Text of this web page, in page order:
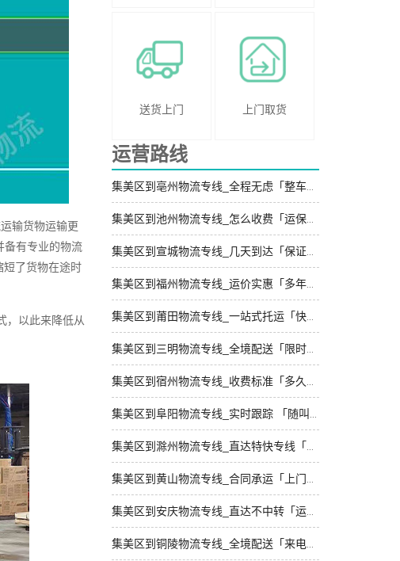
输货物运输更
备有专业的物流
短了货物在途时
，以此来降低从
送货上门 上门取货
运营路线
集美区到亳州物流专线_全程无虑「整车配货」
集美区到池州物流专线_怎么收费「运保时效」
集美区到宣城物流专线_几天到达「保证时效」
集美区到福州物流专线_运价实惠「多年经验」
集美区到莆田物流专线_一站式托运「快运有保障」
集美区到三明物流专线_全境配送「限时必达」
集美区到宿州物流专线_收费标准「多久能到」
集美区到阜阳物流专线_实时跟踪 「随叫随到」
集美区到滁州物流专线_直达特快专线「专业可靠」
集美区到黄山物流专线_合同承运「上门取件」
集美区到安庆物流专线_直达不中转「运保时效」
集美区到铜陵物流专线_全境配送「来电咨询」